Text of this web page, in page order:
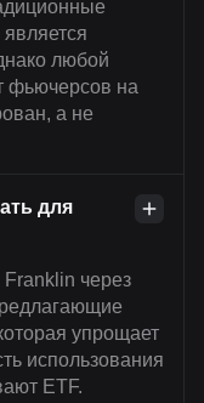
любой
фьючерсов на
а не
для
через
упрощает
использования
ETF.